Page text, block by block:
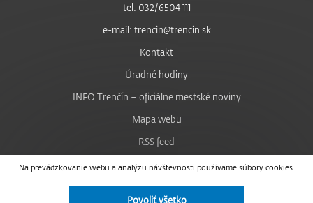
Na prevádzkovanie webu a analýzu návštevnosti používame súbory cookies.
Povoliť všetko
tel: 032/6504 111
e-mail: trencin@trencin.sk
Kontakt
Úradné hodiny
INFO Trenčín – oficiálne mestské noviny
Mapa webu
RSS feed
Nastavenie cookies
Facebook